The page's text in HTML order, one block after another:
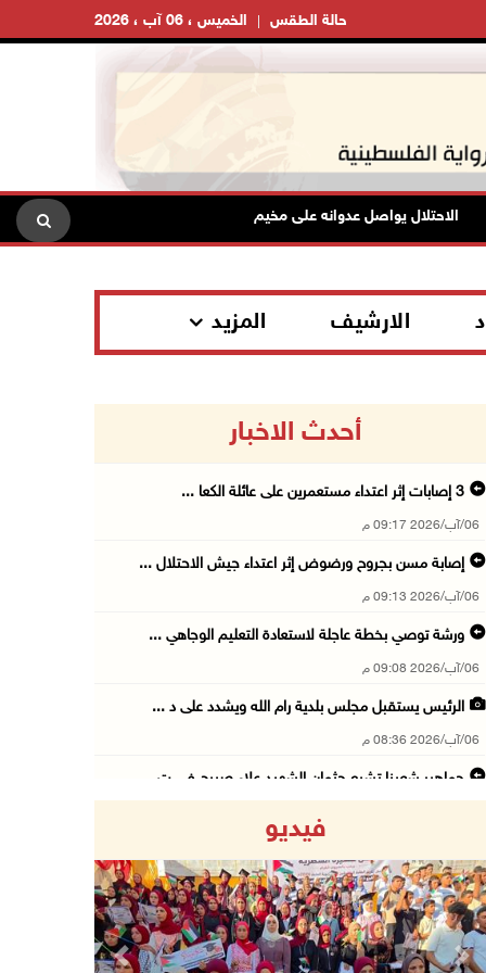
الخميس ، 06 آب ، 2026 حالة الطقس
يواصل عدوانه على مخيم قلنديا لليوم الثاني: هدم محال تجارية
الارشيف المزيد
أحدث الاخبار
06/آب/2026 09:17 م
إصابة مسن بجروح ورضوض إثر اعتداء جيش الاحتلال ...
06/آب/2026 09:13 م
ورشة توصي بخطة عاجلة لاستعادة التعليم الوجاهي ...
06/آب/2026 09:08 م
الرئيس يستقبل مجلس بلدية رام الله ويشدد على د ...
06/آب/2026 08:36 م
جماهير شعبنا تشيع جثمان الشهيد علاء صبيح في ت ...
06/آب/2026 08:06 م
الرئيس المصري وملك البحرين يشددان على ضرورة ت ...
06/آب/2026 07:57 م
فيديو
Previous Next